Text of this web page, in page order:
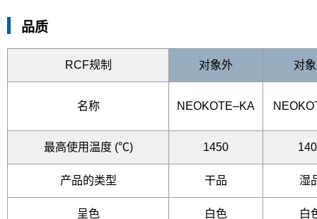
品质
RCF规制 对象外 对
名称 NEOKOTE–KA
最高使用温度(℃) 1450
产品的类型 干品 湿
呈色 白色 白